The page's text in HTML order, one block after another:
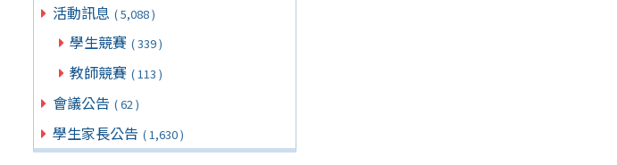
活動訊息 ( 5,088 )
學生競賽 ( 339 )
教師競賽 ( 113 )
會議公告 ( 62 )
學生家長公告 ( 1,630 )